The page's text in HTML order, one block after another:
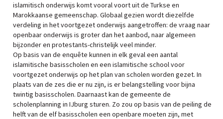
islamitisch onderwijs komt vooral voort uit de Turkse en
Marokkaanse gemeenschap. Globaal gezien wordt diezelfde
verdeling in het voortgezet onderwijs aangetroffen: de vraag naar
openbaar onderwijs is groter dan het aanbod, naar algemeen
bijzonder en protestants-christelijk veel minder.
Op basis van de enquête kunnen in elk geval een aantal
islamitische basisscholen en een islamitische school voor
voortgezet onderwijs op het plan van scholen worden gezet. In
plaats van de zes die er nu zijn, is er belangstelling voor bijna
twintig basisscholen. Daarnaast kan de gemeente de
scholenplanning in IJburg sturen. Zo zou op basis van de peiling de
helft van de elf basisscholen een openbare moeten zijn, met